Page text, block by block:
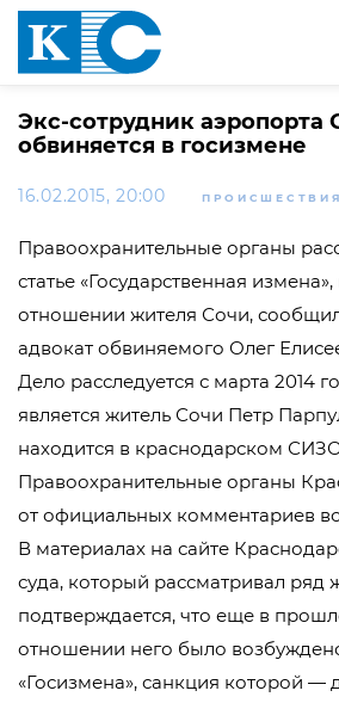
Экс-сотрудник аэропорта
обвиняется в госизмене
16.02.2015, 20:00 ПРОИСШЕСТВИЯ
Правоохранительные органы
статье «Государственная
отношении жителя Сочи,
адвокат обвиняемого Олег
Дело расследуется с марта 2014
является житель Сочи Петр
находится в краснодарском
Правоохранительные органы
от официальных комментариев
В материалах на сайте
суда, который рассматривал ряд
подтверждается, что еще в
отношении него было
«Госизмена», санкция которой —